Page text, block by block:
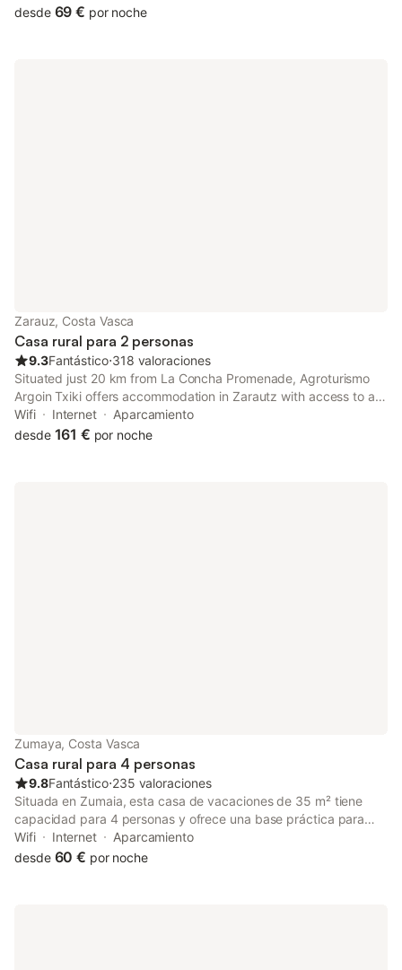
desde 69 € por noche
Zarauz, Costa Vasca
Casa rural para 2 personas
9.3Fantástico⋅318 valoraciones
Situated just 20 km from La Concha Promenade, Agroturismo
Argoin Txiki offers accommodation in Zarautz with access to a
garden, a terrace, as well as a shared kitchen. The property has
sea and mountain views, and is 2.4 km from Zarautz Beach.
Wifi Internet
Aparcamiento
desde 161 € por noche
Zumaya, Costa Vasca
Casa rural para 4 personas
9.8Fantástico⋅235 valoraciones
Situada en Zumaia, esta casa de vacaciones de 35 m² tiene
capacidad para 4 personas y ofrece una base práctica para
explorar la costa vasca. La propiedad cuenta con entrada
privada, interiores insonorizados con suelos de baldosa y
Wifi Internet
Aparcamiento
desde 60 € por noche